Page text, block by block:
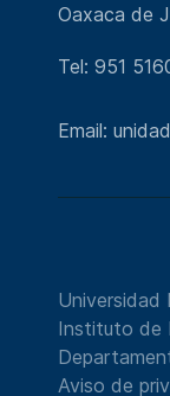
Oaxaca de
Tel: 951
Email:
Universidad
Instituto de
Aviso de